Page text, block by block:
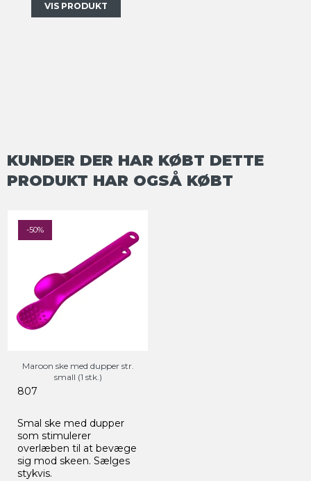
VIS PRODUKT
KUNDER DER HAR KØBT DETTE
PRODUKT HAR OGSÅ KØBT
-50%
Maroon ske med dupper str.
small (1 stk.)
807
Smal ske med dupper
som stimulerer
overlæben til at bevæge
sig mod skeen. Sælges
stykvis.